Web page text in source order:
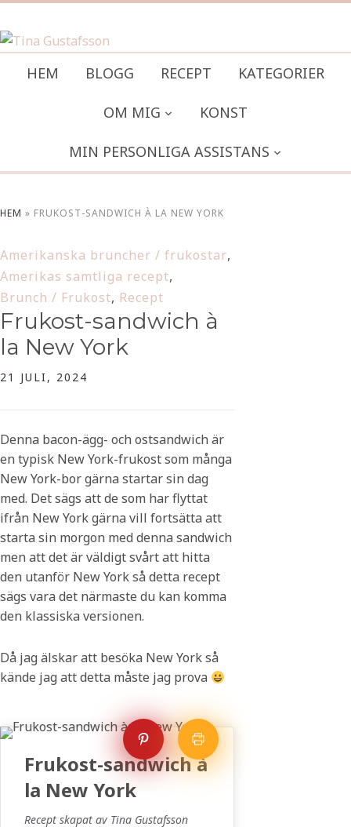
HEM BLOGG RECEPT KATEGORIER
OM MIG KONST
MIN PERSONLIGA ASSISTANS
HEM » FRUKOST-SANDWICH À LA NEW YORK
Amerikanska bruncher / frukostar,
Amerikas samtliga recept,
Brunch / Frukost, Recept
Frukost-sandwich à
la New York
21 JULI, 2024
Denna bacon-ägg- och ostsandwich är
en typisk New York-frukost som många
New York-bor gärna startar sin dag
med. Det sägs att de som har flyttat
ifrån New York gärna vill fortsätta att
starta sin morgon med denna sandwich
men att det är väldigt svårt att hitta
den utanför New York så detta recept
sägs vara det närmaste du kan komma
den klassiska versionen.
Då jag älskar att besöka New York så
kände jag att detta måste jag prova
Frukost-sandwich à
la New York
Recept skapat av Tina Gustafsson